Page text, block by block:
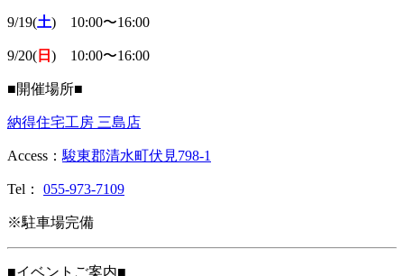
9/19(土) 10:00〜16:00
9/20( 日 ) 10:00〜16:00
■開催場所■
納得住宅工房 三島店
Access： 駿東郡清水町伏見798-1
Tel： 055-973-7109
※駐車場完備
■イベントご案内■